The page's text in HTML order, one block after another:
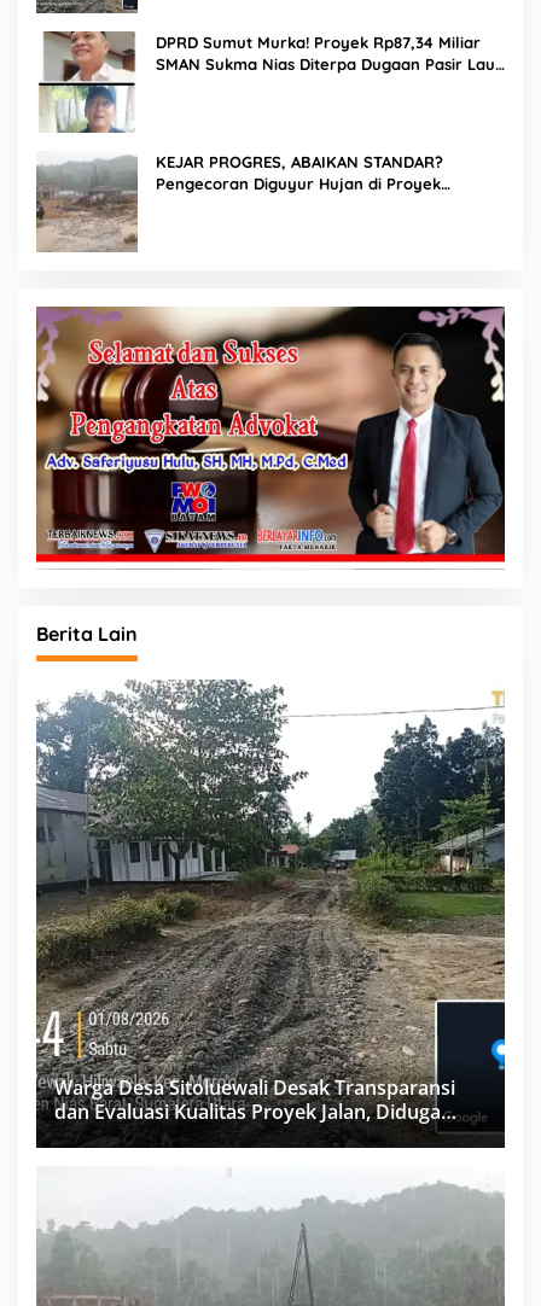
DPRD Sumut Murka! Proyek Rp87,34 Miliar
SMAN Sukma Nias Diterpa Dugaan Pasir Laut
KEJAR PROGRES, ABAIKAN STANDAR?
Pengecoran Diguyur Hujan di Proyek
Berita Lain
Warga Desa Sitoluewali Desak Transparansi
dan Evaluasi Kualitas Proyek Jalan, Diduga
Minim Informasi